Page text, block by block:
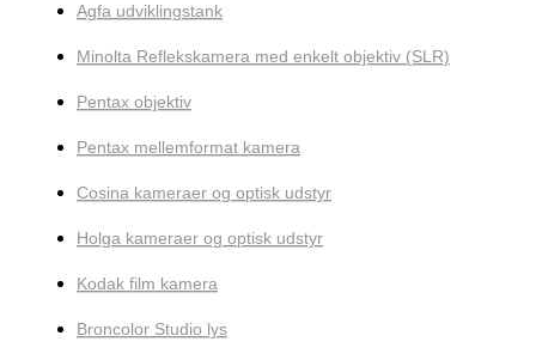
Agfa udviklingstank
Minolta Reflekskamera med enkelt objektiv (SLR)
Pentax objektiv
Pentax mellemformat kamera
Cosina kameraer og optisk udstyr
Holga kameraer og optisk udstyr
Kodak film kamera
Broncolor Studio lys